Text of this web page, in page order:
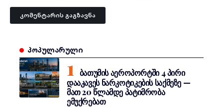
პოპულარული
ბათუმის აეროპორტში 4 პირი
დააკავეს ნარკოტიკების საქმეზე —
მათ 20 წლამდე პატიმრობა
ემუქრებათ